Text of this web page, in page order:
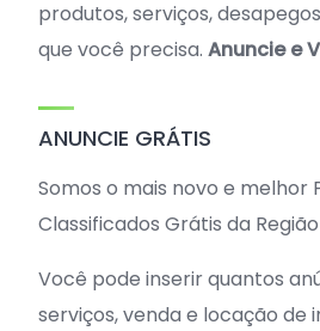
produtos, serviços,
que você precisa. Anuncie e
ANUNCIE GRÁTIS
Somos o mais novo e melhor
Classificados Grátis da
Você pode inserir quantos
serviços, venda e locação de